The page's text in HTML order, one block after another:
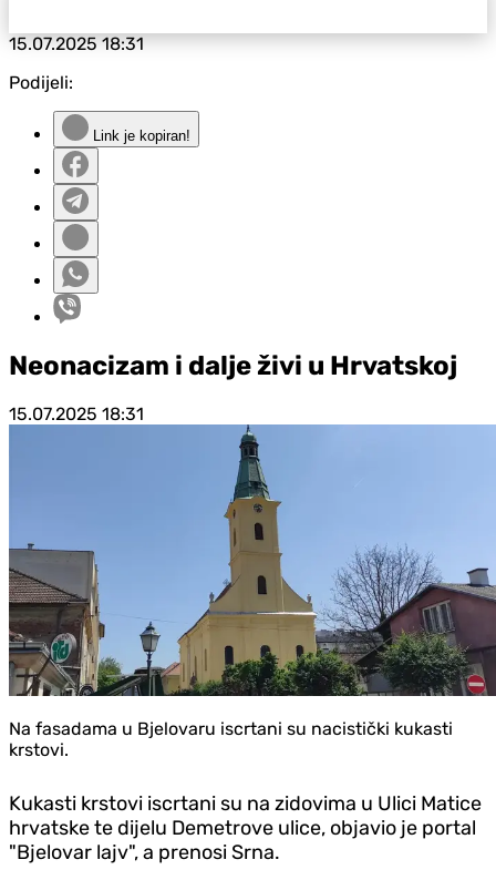
15.07.202518:31
Podijeli:
Link je kopiran!
Neonacizam i dalje živi u Hrvatskoj
15.07.2025 18:31
Na fasadama u Bjelovaru iscrtani su nacistički kukasti
krstovi.
Kukasti krstovi iscrtani su na zidovima u Ulici Matice
hrvatske te dijelu Demetrove ulice, objavio je portal
"Bjelovar lajv", a prenosi Srna.